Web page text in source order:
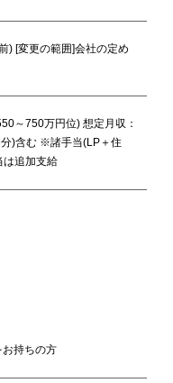
) [変更の範囲]会社の定め
～750万円位) 想定月収：
)含む ※諸手当(LP＋住
追加支給
お持ちの方